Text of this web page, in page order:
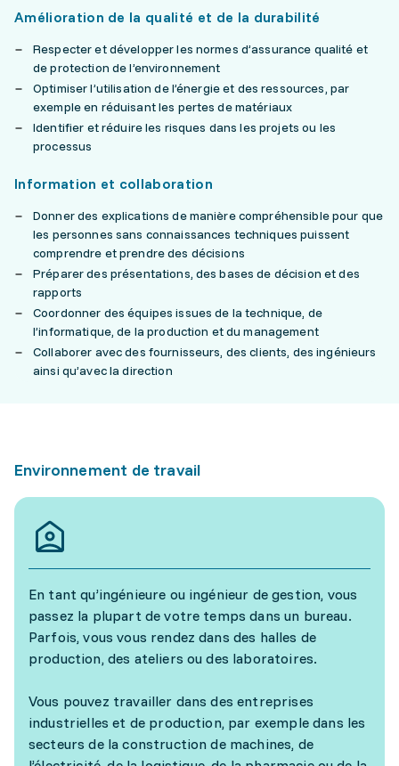
Amélioration de la qualité et de la durabilité
Respecter et développer les normes d’assurance qualité et
de protection de l’environnement
Optimiser l’utilisation de l’énergie et des ressources, par
exemple en réduisant les pertes de matériaux
Identifier et réduire les risques dans les projets ou les
processus
Information et collaboration
Donner des explications de manière compréhensible pour que
les personnes sans connaissances techniques puissent
comprendre et prendre des décisions
Préparer des présentations, des bases de décision et des
rapports
Coordonner des équipes issues de la technique, de
l’informatique, de la production et du management
Collaborer avec des fournisseurs, des clients, des ingénieurs
ainsi qu’avec la direction
Environnement de travail
En tant qu’ingénieure ou ingénieur de gestion, vous
passez la plupart de votre temps dans un bureau.
Parfois, vous vous rendez dans des halles de
production, des ateliers ou des laboratoires.
Vous pouvez travailler dans des entreprises
industrielles et de production, par exemple dans les
secteurs de la construction de machines, de